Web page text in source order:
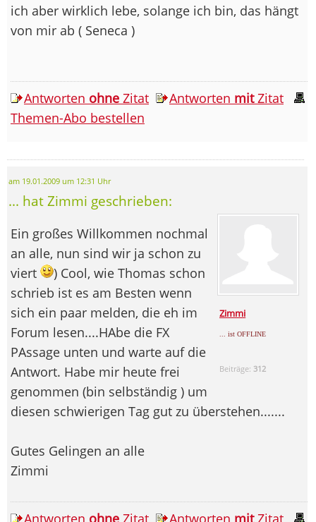
ich aber wirklich lebe, solange ich bin, das hängt
von mir ab ( Seneca )
Antworten ohne Zitat Antworten mitZitat
Themen-Abo bestellen
am 19.01.2009 um 12:31 Uhr
... hat Zimmi geschrieben:
Zimmi
... ist OFFLINE
Beiträge: 312
Ein großes Willkommen nochmal
an alle, nun sind wir ja schon zu
viert
) Cool, wie Thomas schon
schrieb ist es am Besten wenn
sich ein paar melden, die eh im
Forum lesen....HAbe die FX
PAssage unten und warte auf die
Antwort. Habe mir heute frei
genommen (bin selbständig ) um
diesen schwierigen Tag gut zu überstehen.......
Gutes Gelingen an alle
Zimmi
Antworten ohne Zitat Antworten mitZitat